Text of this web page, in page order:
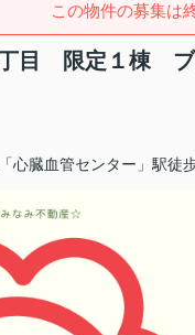
この物件の募集は
丁目 限定１棟
「心臓血管センター」駅徒